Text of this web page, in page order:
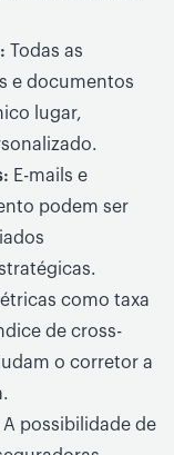
Todas as
e documentos
lugar,
E-mails e
podem ser
como taxa
de cross-
o corretor a
A possibilidade de